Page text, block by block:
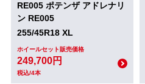
RE005 ポテンザ アドレナリ
ン RE005
255/45R18 XL
ホイールセット販売価格
249,700円
税込/4本